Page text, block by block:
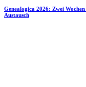
Genealogica 2026: Zwei
Austausch